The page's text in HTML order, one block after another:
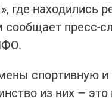
где находились
сообщает пресс-
спортивную и
из них –